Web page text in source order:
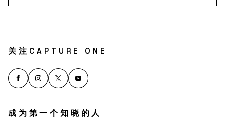
关注CAPTURE ONE
成为第一个知晓的人